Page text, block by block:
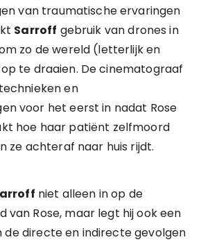
van traumatische ervaringen
Sarroff gebruik van drones in
zo de wereld (letterlijk en
te draaien. De cinematograaf
en
voor het eerst in nadat Rose
hoe haar patiënt zelfmoord
ze achteraf naar huis rijdt.
niet alleen in op de
van Rose, maar legt hij ook een
de directe en indirecte gevolgen